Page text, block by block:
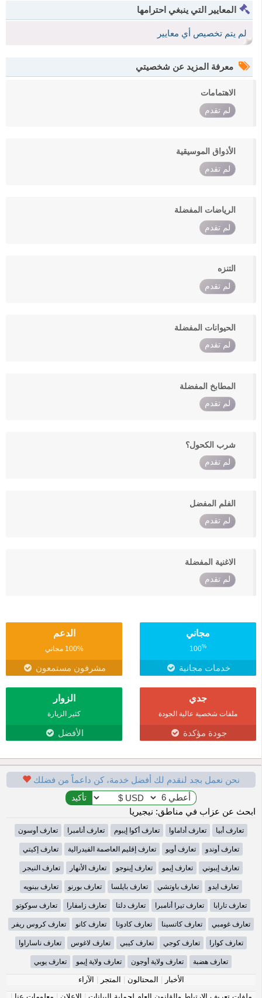
المعايير التي ينبغي احترامها
لم يتم تخصيص أي معايير
معرفة المزيد عن شخصيتي
الاهتمامات
لم تقدم
الأذواق الموسيقية
لم تقدم
الرياضات المفضلة
لم تقدم
التنزه
لم تقدم
الحيوانات المفضلة
لم تقدم
المطابخ المفضلة
لم تقدم
شرب الكحول؟
لم تقدم
الفلم المفضل
لم تقدم
الاغنية المفضلة
لم تقدم
مجاني
100%
خدمات مجانية
الدعم
100% مجاني
مشرفون مستمعون
جدي
ملفات شخصية عالية الجودة
جودة مؤكدة
الزوار
كثير الزيارة
الأفضل
نحن نعمل بجد لنقدم لك أفضل خدمة، كن داعماً من فضلك
ابحث عن عزاب في مناطق: نيجيريا
تعارف أبيا تعارف أداماوا تعارف أكوا إيبوم تعارف أنامبرا تعارف أوسون
تعارف أوندو تعارف أويو تعارف إقليم العاصمة الفيدرالية تعارف إكيتي
تعارف إيبوني تعارف إيمو تعارف إينوجو تعارف الأنهار تعارف النيجر
تعارف ايدو تعارف باوتشي تعارف بايلسا تعارف بورنو تعارف بينويه
تعارف تارابا تعارف تيرا أنامبرا تعارف دلتا تعارف زامفارا تعارف سوكوتو
تعارف غومبي تعارف كاتسينا تعارف كادونا تعارف كانو تعارف كروس ريفر
تعارف كوارا تعارف كوجي تعارف كيبي تعارف لاغوس تعارف ناساراوا
تعارف هضبة تعارف ولاية أوجون تعارف ولاية إيمو تعارف يوبي
الأخبار | المحتالون | المتجر | الآراء